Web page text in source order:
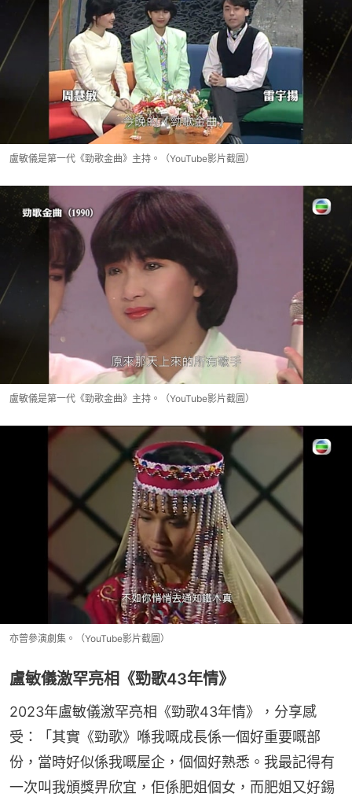
盧敏儀是第一代《勁歌金曲》主持。（YouTube影片截圖）
盧敏儀是第一代《勁歌金曲》主持。（YouTube影片截圖）
亦曾參演劇集。（YouTube影片截圖）
盧敏儀激罕亮相《勁歌43年情》
2023年盧敏儀激罕亮相《勁歌43年情》，分享感
受：「其實《勁歌》喺我嘅成長係一個好重要嘅部
份，當時好似係我嘅屋企，個個好熟悉。我最記得有
一次叫我頒獎畀欣宜，佢係肥姐個女，而肥姐又好錫